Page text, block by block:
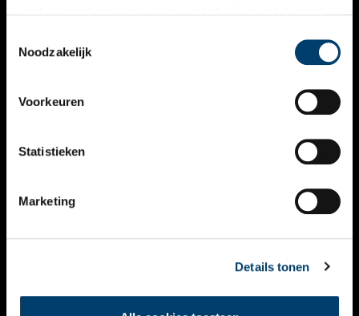
Noodzakelijk
Voorkeuren
Statistieken
Marketing
Details tonen
VERHALEN
KALENDER
THEMA’S
VIDEO’S
CONTACT